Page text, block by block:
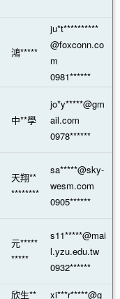
鴻*****
ju*t**********
@foxconn.co
m
0981******
中**學
jo*y*****@gm
ail.com
0978******
天翔**
********
sa*****@sky-
wesm.com
0905******
元*****
*****
s11*****@mai
l.yzu.edu.tw
0932******
欣生** xi***r*****@g